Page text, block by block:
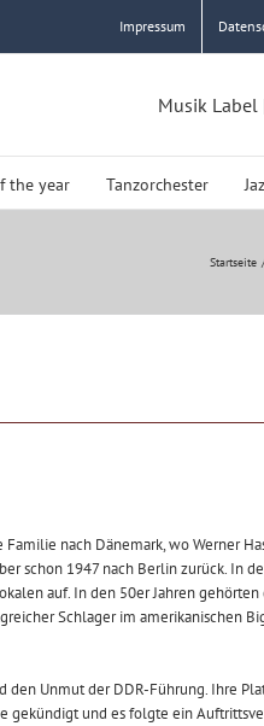
Impressum
Musik
the year Tanzorchester
Startseite
nach Dänemark, wo Werner
schon 1947 nach Berlin zurück. In
auf. In den 50er Jahren
Schlager im amerikanischen
den Unmut der DDR-Führung. Ihre
und es folgte ein